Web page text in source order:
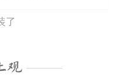
了